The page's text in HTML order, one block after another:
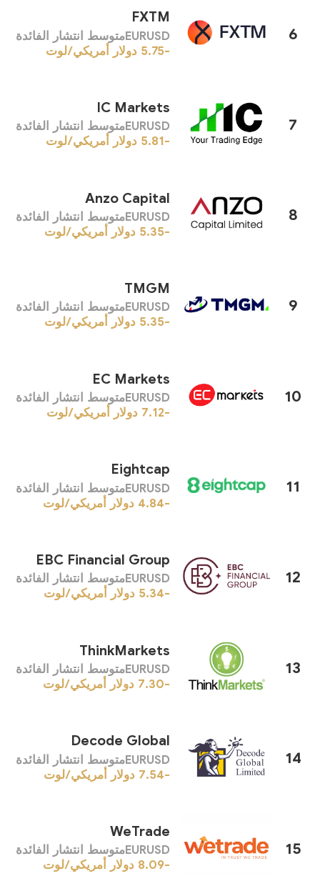
6
FXTM
EURUSDمتوسط ​​انتشار الفائدة
-5.75
دولار أمريكي/لوت
7
IC Markets
EURUSDمتوسط ​​انتشار الفائدة
-5.81
دولار أمريكي/لوت
8
Anzo Capital
EURUSDمتوسط ​​انتشار الفائدة
-5.35
دولار أمريكي/لوت
9
TMGM
EURUSDمتوسط ​​انتشار الفائدة
-5.35
دولار أمريكي/لوت
10
EC Markets
EURUSDمتوسط ​​انتشار الفائدة
-7.12
دولار أمريكي/لوت
11
Eightcap
EURUSDمتوسط ​​انتشار الفائدة
-4.84
دولار أمريكي/لوت
12
EBC Financial Group
EURUSDمتوسط ​​انتشار الفائدة
-5.34
دولار أمريكي/لوت
13
ThinkMarkets
EURUSDمتوسط ​​انتشار الفائدة
-7.30
دولار أمريكي/لوت
14
Decode Global
EURUSDمتوسط ​​انتشار الفائدة
-7.54
دولار أمريكي/لوت
15
WeTrade
EURUSDمتوسط ​​انتشار الفائدة
-8.09
دولار أمريكي/لوت